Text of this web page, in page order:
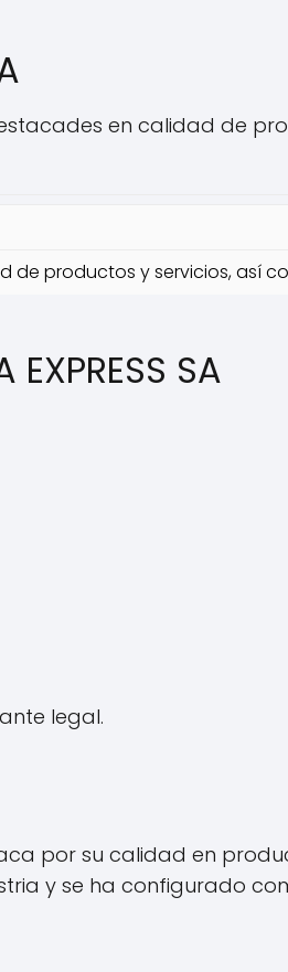
en calidad de
de productos y servicios, así
SA
legal.
por su calidad en
y se ha configurado